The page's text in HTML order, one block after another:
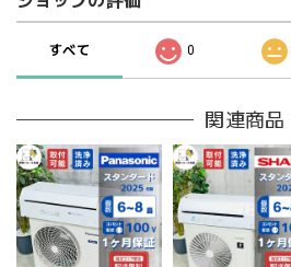
すべて 0
関連商品